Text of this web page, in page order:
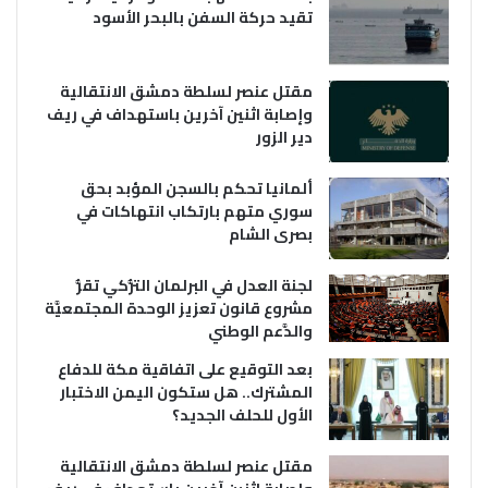
تقيد حركة السفن بالبحر الأسود
مقتل عنصر لسلطة دمشق الانتقالية
وإصابة اثنين آخرين باستهداف في ريف
دير الزور
ألمانيا تحكم بالسجن المؤبد بحق
سوري متهم بارتكاب انتهاكات في
بصرى الشام
لجنة العدل في البرلمان التُّركي تقرُّ
مشروع قانون تعزيز الوحدة المجتمعيَّة
والدَّعم الوطني
بعد التوقيع على اتفاقية مكة للدفاع
المشترك.. هل ستكون اليمن الاختبار
الأول للحلف الجديد؟
مقتل عنصر لسلطة دمشق الانتقالية